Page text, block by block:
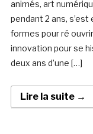
animés, art
pendant 2 ans,
formes pour ré
innovation pour se
deux ans d’une […]
Lire la suite →